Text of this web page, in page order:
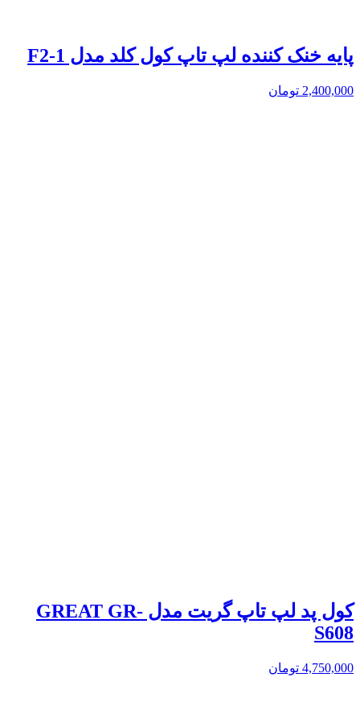
پایه خنک کننده لپ تاپ کول کلد مدل F2-1
2,400,000 تومان
کول پد لپ تاپ گریت مدل GREAT GR-
S608
4,750,000 تومان